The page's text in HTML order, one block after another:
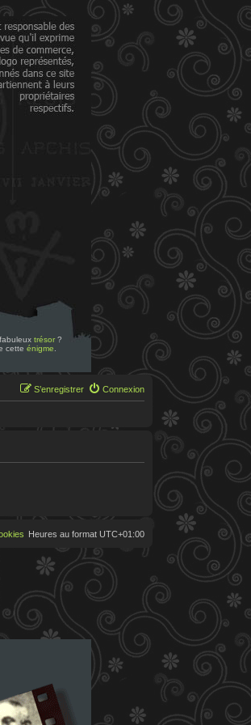
trésor ?
cette énigme
Connexion
S’enregistrer
Heures au format UTC+01:00